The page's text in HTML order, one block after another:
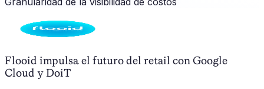
Flooid impulsa el futuro del retail con Google
Cloud y DoiT